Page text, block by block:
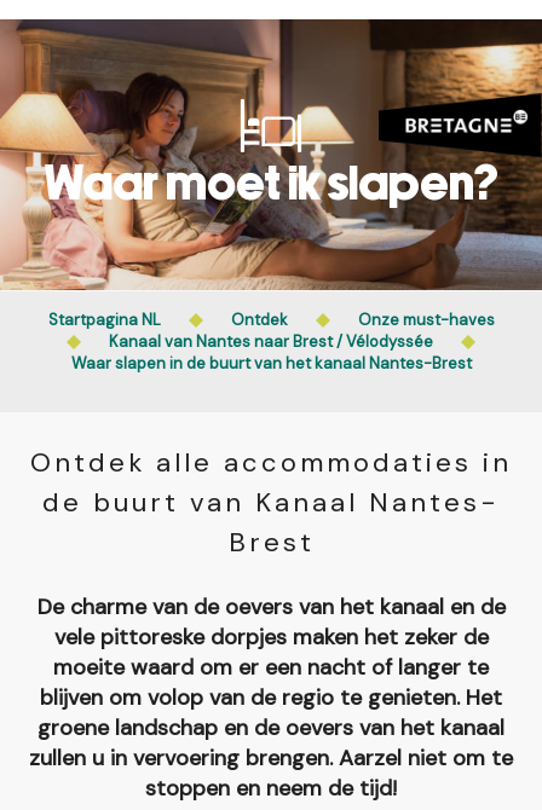
Aller
au
contenu
principal
Waar moet ik slapen?
Startpagina NL Ontdek
Onze must-haves
Kanaal van Nantes naar Brest / Vélodyssée
Waar slapen in de buurt van het kanaal Nantes-Brest
Ontdek alle accommodaties in
de buurt van Kanaal Nantes-
Brest
De charme van de oevers van het kanaal en de
vele pittoreske dorpjes maken het zeker de
moeite waard om er een nacht of langer te
blijven om volop van de regio te genieten. Het
groene landschap en de oevers van het kanaal
zullen u in vervoering brengen. Aarzel niet om te
stoppen en neem de tijd!